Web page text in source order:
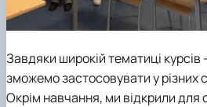
Завдяки широкій тематиці
зможемо застосовувати у різних
Окрім навчання, ми відкрили для